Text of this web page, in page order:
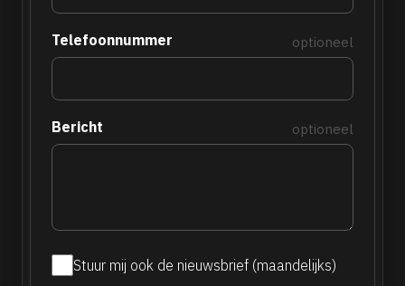
Telefoonnummer optioneel
Bericht optioneel
Maandelijkse
Stuur mij ook de nieuwsbrief (maandelijks)